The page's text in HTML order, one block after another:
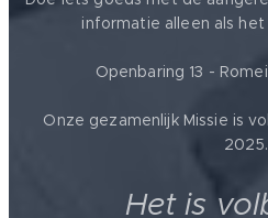
informatie alleen als
Openbaring 13 -
Onze gezamenlijk Missie is
2025.
Het is